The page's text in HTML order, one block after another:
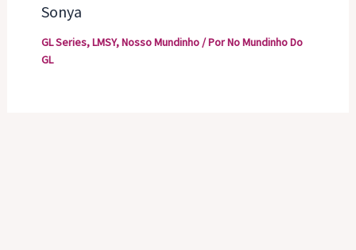
Sonya
GL Series,LMSY,Nosso Mundinho/ PorNo Mundinho Do
GL